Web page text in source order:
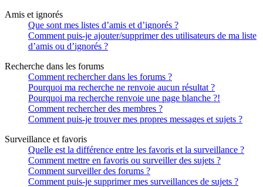
Amis et ignorés
Que sont mes listes d’amis et d’ignorés ?
Comment puis-je ajouter/supprimer des utilisateurs de ma liste
d’amis ou d’ignorés ?
Recherche dans les forums
Comment rechercher dans les forums ?
Pourquoi ma recherche ne renvoie aucun résultat ?
Pourquoi ma recherche renvoie une page blanche ?!
Comment rechercher des membres ?
Comment puis-je trouver mes propres messages et sujets ?
Surveillance et favoris
Quelle est la différence entre les favoris et la surveillance ?
Comment mettre en favoris ou surveiller des sujets ?
Comment surveiller des forums ?
Comment puis-je supprimer mes surveillances de sujets ?